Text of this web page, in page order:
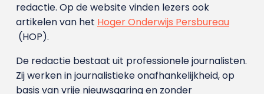
redactie. Op de website vinden lezers ook
artikelen van het Hoger Onderwijs Persbureau
(HOP).
De redactie bestaat uit professionele journalisten.
Zij werken in journalistieke onafhankelijkheid, op
basis van vrije nieuwsgaring en zonder